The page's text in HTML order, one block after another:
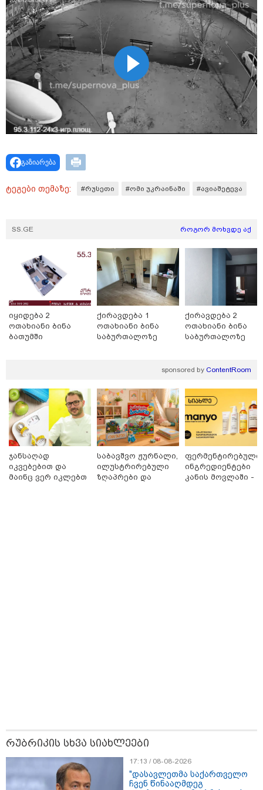
მნიშვნელოვანი ინფორმაცია
11:13 / 05-08-2026
Hisense წარმოგიდგენთ გზავნილს "ინოვაციები
უკეთესი ცხოვრებისათვის" FIFA-ს 2026 წლის
15:49 / 06-08-2026
სპორტი
გამო გაუქმდა, ფეხბურთელმა კი
გაზიარება
ტეგები თემაზე: #რუსეთი #ომი უკრაინაში #ავიაშეტევა
SS.GE როგორ მოხვდე აქ
იყიდება 2
ოთახიანი ბინა
ბათუმში
ქირავდება 1
ოთახიანი ბინა
საბურთალოზე
ქირავდება 2
ოთახიანი ბინა
საბურთალოზე
sponsored by ContentRoom
ჯანსაღად
იკვებებით და
მაინც ვერ იკლებთ
საბავშვო ჟურნალი,
ილუსტრირებული
ზღაპრები და
ფერმენტირებული
ინგრედიენტები
კანის მოვლაში -
რუბრიკის სხვა სიახლეები
17:13 / 08-08-2026
"დასავლეთმა საქართველო
ჩვენ წინააღმდეგ